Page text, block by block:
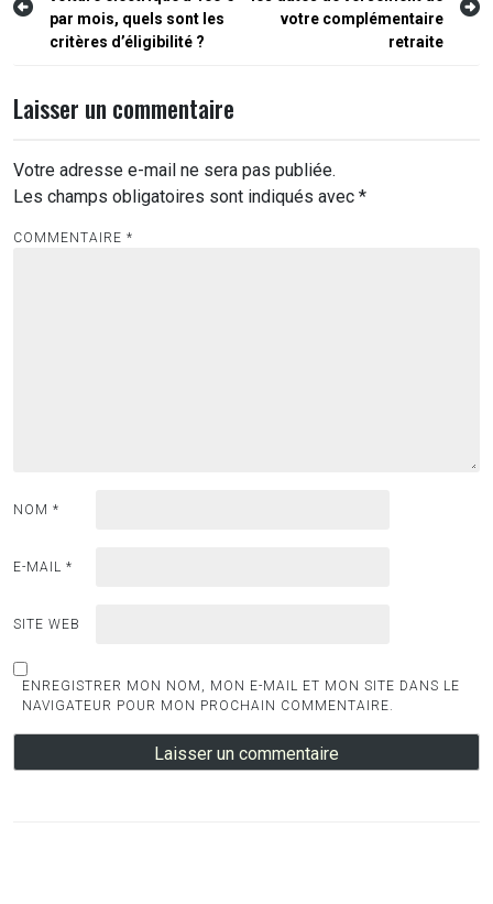
de
l’article
par mois, quels sont les
critères d’éligibilité ?
votre complémentaire
retraite
Laisser un commentaire
Votre adresse e-mail ne sera pas publiée.
Les champs obligatoires sont indiqués avec *
COMMENTAIRE *
NOM *
E-MAIL *
SITE WEB
ENREGISTRER MON NOM, MON E-MAIL ET MON SITE DANS LE
NAVIGATEUR POUR MON PROCHAIN COMMENTAIRE.